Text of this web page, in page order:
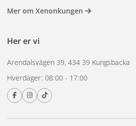
Mer om Xenonkungen
Her er vi
Arendalsvägen 39, 434 39 Kungsbacka
Hverdager: 08:00 - 17:00